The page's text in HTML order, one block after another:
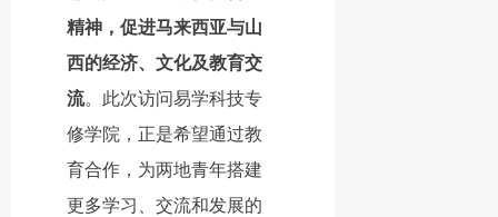
精神，促进马来西亚与山
西的经济、文化及教育交
流。此次访问易学科技专
修学院，正是希望通过教
育合作，为两地青年搭建
更多学习、交流和发展的